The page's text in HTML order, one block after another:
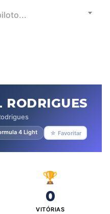
RODRIGUES
4 Light ☆ Favoritar
🏆
0
VITÓRIAS